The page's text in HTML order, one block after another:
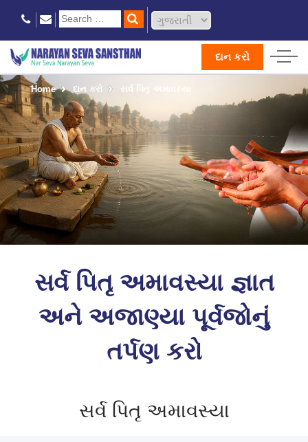
દાન કરો
Home દાન કરો સર્વ પિતૃ અમાવસ્યા
સર્વ પિતૃ અમાવસ્યા જ્ઞાત
અને અજાણ્યા પૂર્વજોનું
તર્પણ કરો
સર્વ પિતૃ અમાવસ્યા